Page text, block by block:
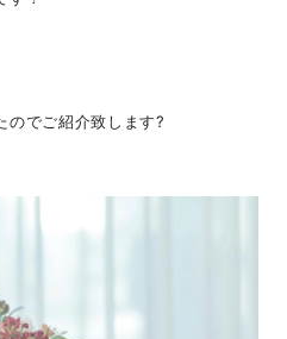
のでご紹介致します?